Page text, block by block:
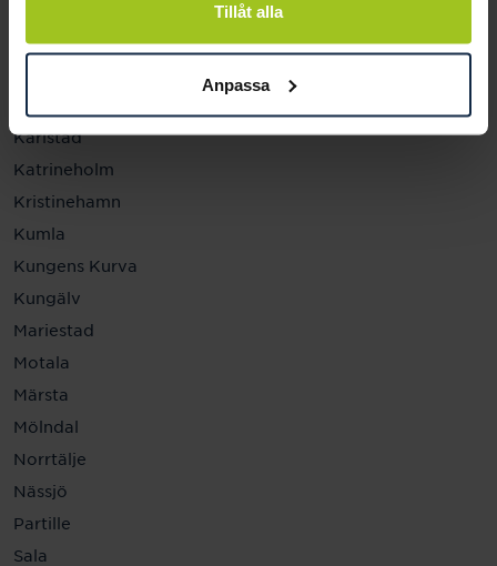
Tillåt alla
Anpassa
Jönköping
Karlstad
Katrineholm
Kristinehamn
Kumla
Kungens Kurva
Kungälv
Mariestad
Motala
Märsta
Mölndal
Norrtälje
Nässjö
Partille
Sala